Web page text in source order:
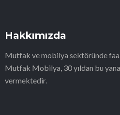
Hakkımızda
Mutfak ve mobilya sektöründe
Mutfak Mobilya, 30 yıldan bu
vermektedir.